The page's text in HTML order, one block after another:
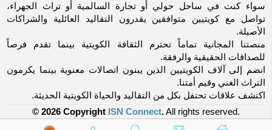
سواء كنت في ساحل حولي أو تجارة السالمية أو تراث الجهراء،
تواصل مع كويتيين متوافقين يقدرون التقاليد العائلية والشراكات
الأصيلة.
منصتنا المجانية تماماً تحترم الثقافة الكويتية بينما تقدم فرصاً
للصداقات الحقيقية والرفقة.
انضم إلى آلاف الكويتيين الذين يبنون اتصالات معنوية بينما يكرمون
التراث الغني وقيم أمتنا.
اكتشف علاقات تحتفل بكل من التقاليد والحياة الكويتية الحديثة.
© 2026 Copyright ISN Connect.All rights reserved.